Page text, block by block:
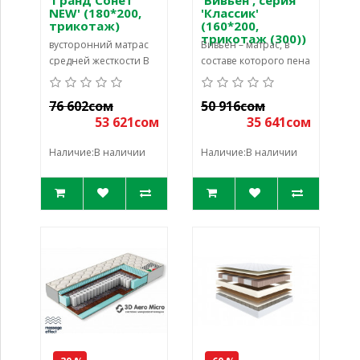
NEW' (180*200,
трикотаж)
вусторонний матрас
средней жесткости В
основе матраса 'Гранд
блок независимых п
76 602сом
53 621сом
Наличие:В наличии
'Классик'
(160*200,
трикотаж (300))
Вивьен – матрас, в
составе которого пена
с массажным
с натуральным
кокосовым во
50 916сом
35 641сом
Наличие:В наличии